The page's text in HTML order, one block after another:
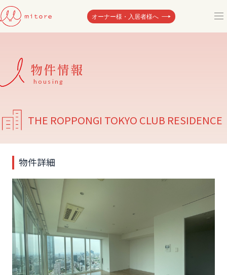
物件情報
会社情報
オーナー様・ 入居者様へ
物件情報
housing
THE ROPPONGI TOKYO CLUB RESIDENCE
物件詳細